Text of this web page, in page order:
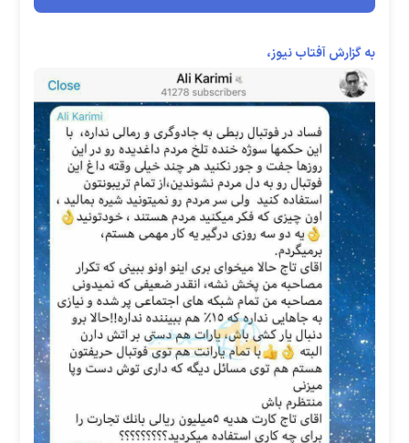
به گزارش آفتاب نیوز،